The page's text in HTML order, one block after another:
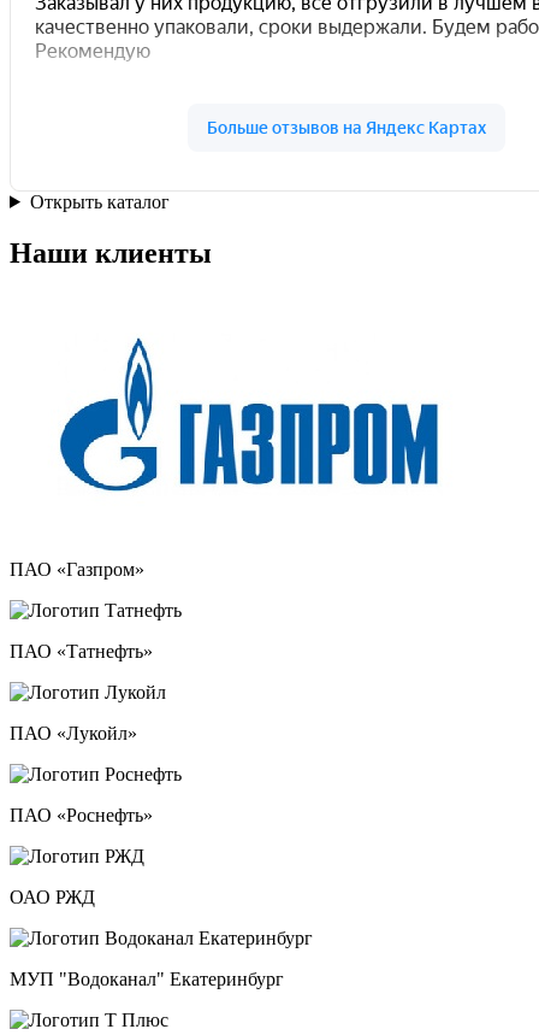
Открыть каталог
Наши клиенты
ПАО «Газпром»
ПАО «Татнефть»
ПАО «Лукойл»
ПАО «Роснефть»
ОАО РЖД
МУП "Водоканал" Екатеринбург